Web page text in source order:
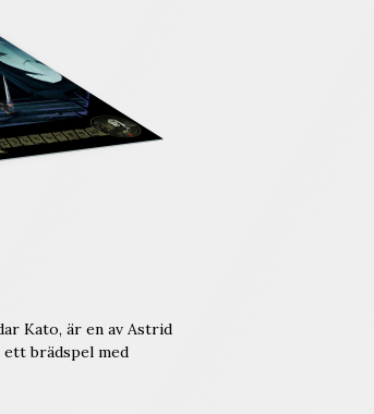
Kato, är en av Astrid
ett brädspel med